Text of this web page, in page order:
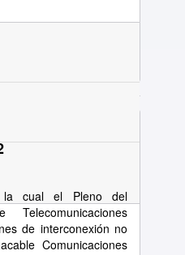
la cual el Pleno del
de interconexión no
Comunicaciones